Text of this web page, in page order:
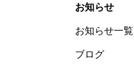
お知らせ
お知らせ一覧
ブログ